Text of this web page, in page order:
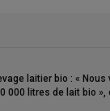
laitier bio : «
000 litres de lait bio »,